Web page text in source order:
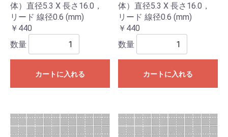
体）直径5.3 X 長さ16.0，
リード 線径0.6 (mm)
￥440
数量
カートに入れる
体）直径5.3 X 長さ16.0，
リード 線径0.6 (mm)
￥440
数量
カートに入れる